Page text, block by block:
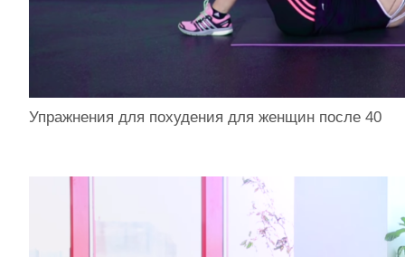
Упражнения для похудения для женщин после 40